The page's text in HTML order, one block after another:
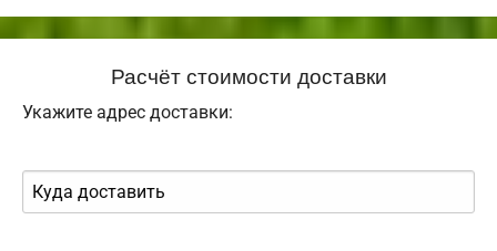
Расчёт стоимости доставки
Укажите адрес доставки: